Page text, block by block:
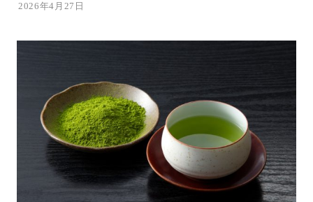
2026年4月27日